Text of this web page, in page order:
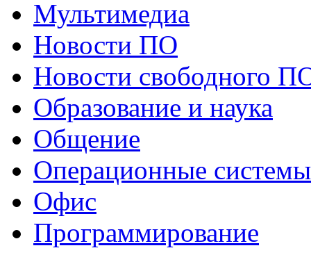
Мультимедиа
Новости ПО
Новости свободного
Образование и наука
Общение
Операционные системы
Офис
Программирование